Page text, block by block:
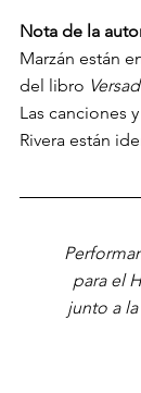
Nota de la
Marzán están
del libro
Las canciones
Rivera están
para el
junto a